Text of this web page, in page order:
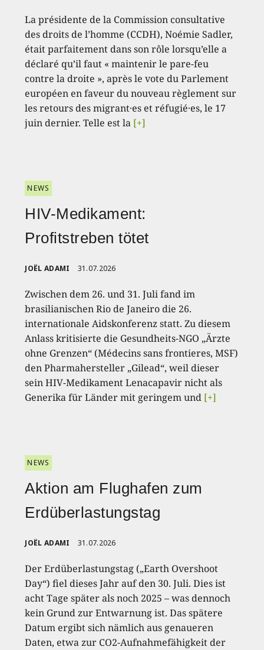
La présidente de la Commission consultative
des droits de l’homme (CCDH), Noémie Sadler,
était parfaitement dans son rôle lorsqu’elle a
déclaré qu’il faut « maintenir le pare-feu
contre la droite », après le vote du Parlement
européen en faveur du nouveau règlement sur
les retours des migrant·es et réfugié·es, le 17
juin dernier. Telle est la [+]
NEWS
HIV-Medikament:
Profitstreben tötet
JOËL ADAMI 31.07.2026
Zwischen dem 26. und 31. Juli fand im
brasilianischen Rio de Janeiro die 26.
internationale Aidskonferenz statt. Zu diesem
Anlass kritisierte die Gesundheits-NGO „Ärzte
ohne Grenzen“ (Médecins sans frontieres, MSF)
den Pharmahersteller „Gilead“, weil dieser
sein HIV-Medikament Lenacapavir nicht als
Generika für Länder mit geringem und [+]
NEWS
Aktion am Flughafen zum
Erdüberlastungstag
JOËL ADAMI 31.07.2026
Der Erdüberlastungstag („Earth Overshoot
Day“) fiel dieses Jahr auf den 30. Juli. Dies ist
acht Tage später als noch 2025 – was dennoch
kein Grund zur Entwarnung ist. Das spätere
Datum ergibt sich nämlich aus genaueren
Daten, etwa zur CO2-Aufnahmefähigkeit der